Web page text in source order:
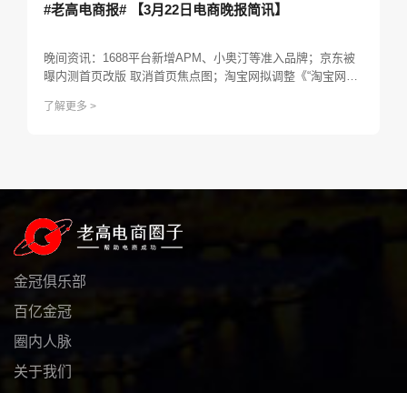
#老高电商报# 【3月22日电商晚报简讯】
晚间资讯：1688平台新增APM、小奥汀等准入品牌；京东被
曝内测首页改版 取消首页焦点图；淘宝网拟调整《“淘宝网酷
10周年；Shopee日本将于4月启动免佣政策招募跨境卖家...
了解更多 >
金冠俱乐部
百亿金冠
圈内人脉
关于我们